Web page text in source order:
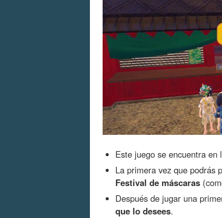
Este juego se encuentra en
La primera vez que podrás
Festival de máscaras
Después de jugar una
que lo desees.